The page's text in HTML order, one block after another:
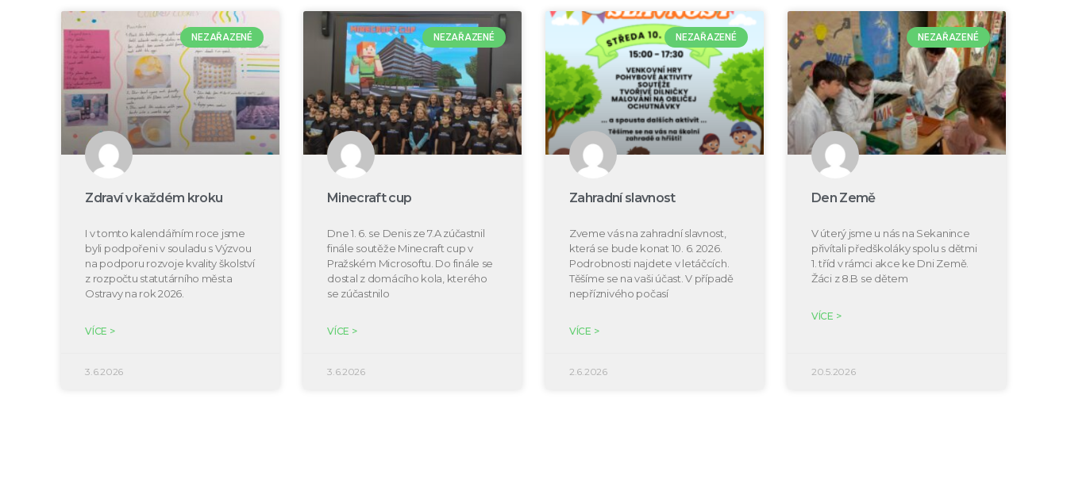
NEZAŘAZENÉ
Zdraví v každém kroku
I v tomto kalendářním roce jsme
byli podpořeni v souladu s Výzvou
na podporu rozvoje kvality školství
z rozpočtu statutárního města
Ostravy na rok 2026.
VÍCE >
3.6.2026
NEZAŘAZENÉ
Minecraft cup
Dne 1. 6. se Denis ze 7.A zúčastnil
finále soutěže Minecraft cup v
Pražském Microsoftu. Do finále se
dostal z domácího kola, kterého
se zúčastnilo
VÍCE >
3.6.2026
NEZAŘAZENÉ
Zahradní slavnost
Zveme vás na zahradní slavnost,
která se bude konat 10. 6. 2026.
Podrobnosti najdete v letáčcích.
Těšíme se na vaši účast. V případě
nepříznivého počasí
VÍCE >
2.6.2026
NEZAŘAZENÉ
Den Země
V úterý jsme u nás na Sekanince
přivítali předškoláky spolu s dětmi
1. tříd v rámci akce ke Dni Země.
Žáci z 8.B se dětem
VÍCE >
20.5.2026